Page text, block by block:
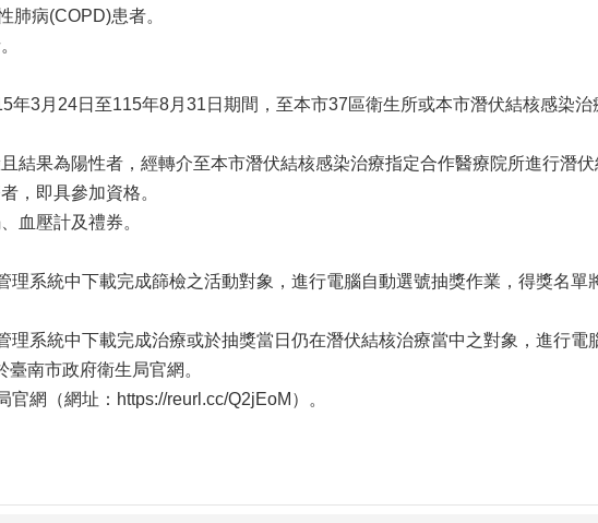
肺病(COPD)患者。
年3月24日至115年8月31日期間，至本市37區衛生所或本市潛伏結核感染
結果為陽性者，經轉介至本市潛伏結核感染治療指定合作醫療院所進行潛
，即具參加資格。
血壓計及禮券。
理系統中下載完成篩檢之活動對象，進行電腦自動選號抽獎作業，得獎名
理系統中下載完成治療或於抽獎當日仍在潛伏結核治療當中之對象，進行
南市政府衛生局官網。
網（網址：https://reurl.cc/Q2jEoM）。